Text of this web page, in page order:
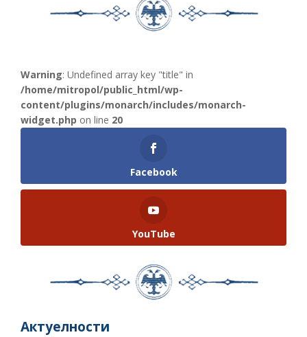
Warning: Undefined array key "title" in
/home/mitropol/public_html/wp-
content/plugins/monarch/includes/monarch-
widget.php on line 20
Facebook
YouTube
Актуелности